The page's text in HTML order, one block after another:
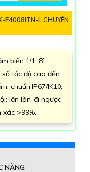
E4008ITN-L CHUYÊN
biến 1/1. 8”
số tốc độ cao đến
chuẩn IP67/IK10,
lấn làn, đi ngược
xác >99%.
NĂNG